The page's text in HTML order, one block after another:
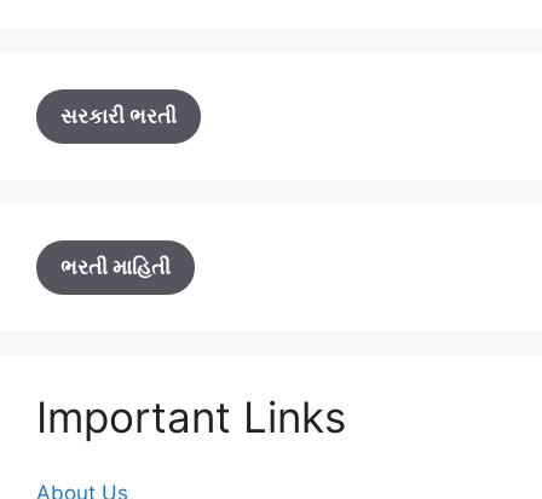
સરકારી ભરતી
ભરતી માહિતી
Important Links
About Us